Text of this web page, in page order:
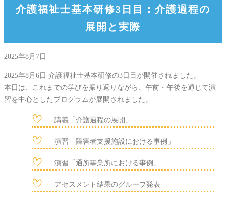
介護福祉士基本研修3日目：介護過程の
展開と実際
2025年8月7日
2025年8月6日 介護福祉士基本研修の3日目が開催されました。
本日は、これまでの学びを振り返りながら、午前・午後を通じて演
習を中心としたプログラムが展開されました。
講義「介護過程の展開」
演習「障害者支援施設における事例」
演習「通所事業所における事例」
アセスメント結果のグループ発表